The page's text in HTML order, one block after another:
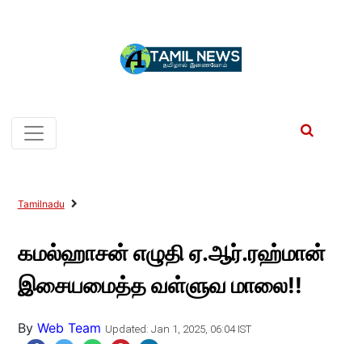
Tamilnadu
கமல்ஹாசன் எழுதி ஏ.ஆர்.ரஹ்மான்
இசையமைத்த வள்ளுவ மாலை!!
By Web Team Updated: Jan 1, 2025, 06:04 IST